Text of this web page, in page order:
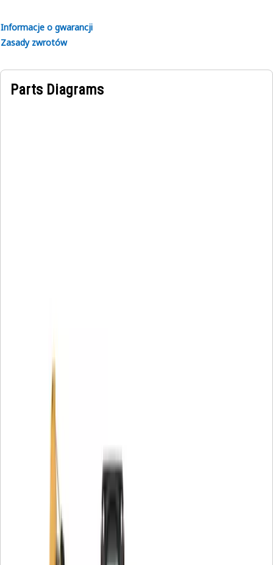
Informacje o gwarancji
Zasady zwrotów
Parts Diagrams